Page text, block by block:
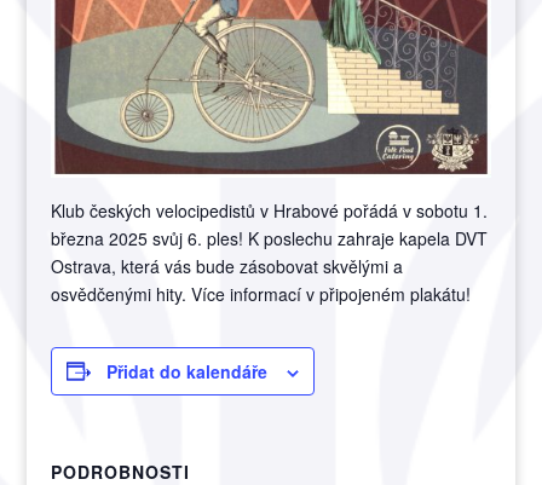
Klub českých velocipedistů v Hrabové pořádá v sobotu 1.
března 2025 svůj 6. ples! K poslechu zahraje kapela DVT
Ostrava, která vás bude zásobovat skvělými a
osvědčenými hity. Více informací v připojeném plakátu!
Přidat do kalendáře
PODROBNOSTI